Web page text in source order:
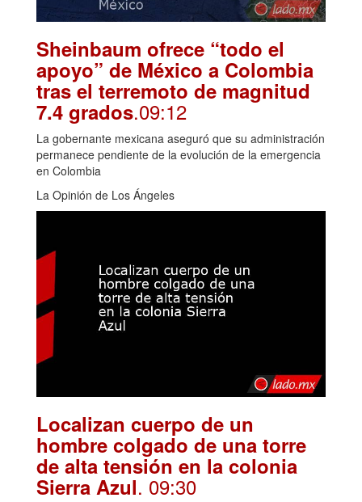
Sheinbaum ofrece “todo el
apoyo” de México a Colombia
tras el terremoto de magnitud
7.4 grados.09:12
La gobernante mexicana aseguró que su administración
permanece pendiente de la evolución de la emergencia
en Colombia
La Opinión de Los Ángeles
Localizan cuerpo de un
hombre colgado de una torre
de alta tensión en la colonia
Sierra Azul. 09:30